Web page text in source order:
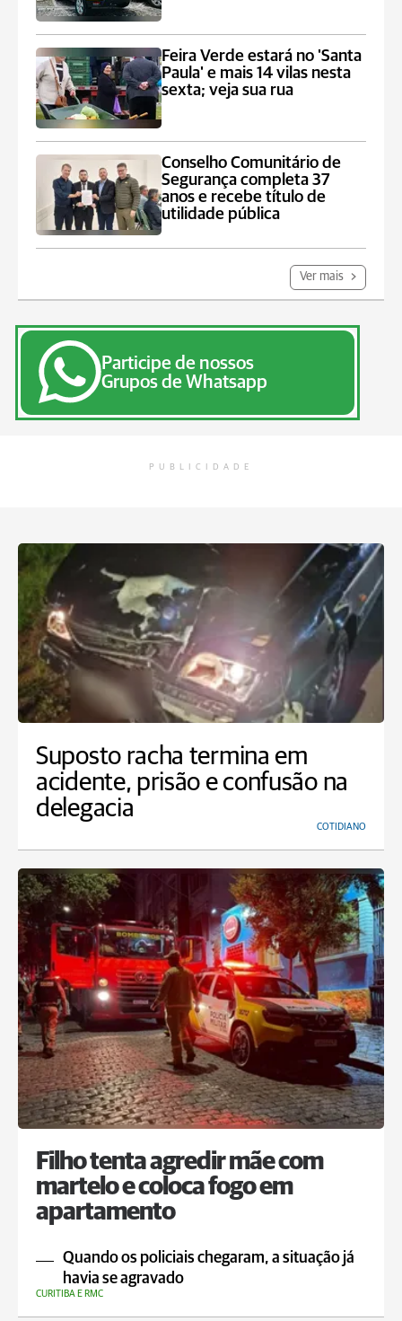
Feira Verde estará no 'Santa
Paula' e mais 14 vilas nesta
sexta; veja sua rua
Conselho Comunitário de
Segurança completa 37
anos e recebe título de
utilidade pública
Ver mais
Participe de nossos
Grupos de Whatsapp
PUBLICIDADE
Suposto racha termina em
acidente, prisão e confusão na
delegacia
COTIDIANO
Filho tenta agredir mãe com
martelo e coloca fogo em
apartamento
Quando os policiais chegaram, a situação já
havia se agravado
CURITIBA E RMC